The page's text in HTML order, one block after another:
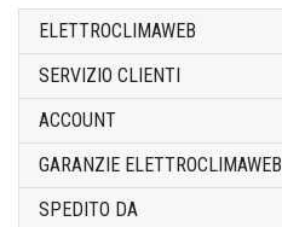
ELETTROCLIMAWEB
SERVIZIO CLIENTI
ACCOUNT
GARANZIE ELETTROCLIMAWEB
SPEDITO DA